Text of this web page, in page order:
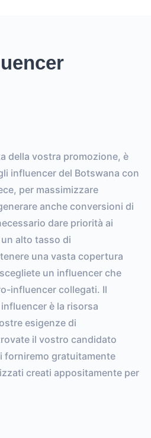
della vostra promozione, è
influencer del Botswana con
per massimizzare
anche conversioni di
dare priorità ai
alto tasso di
una vasta copertura
un influencer che
influencer collegati. Il
è la risorsa
esigenze di
il vostro candidato
forniremo gratuitamente
creati appositamente per